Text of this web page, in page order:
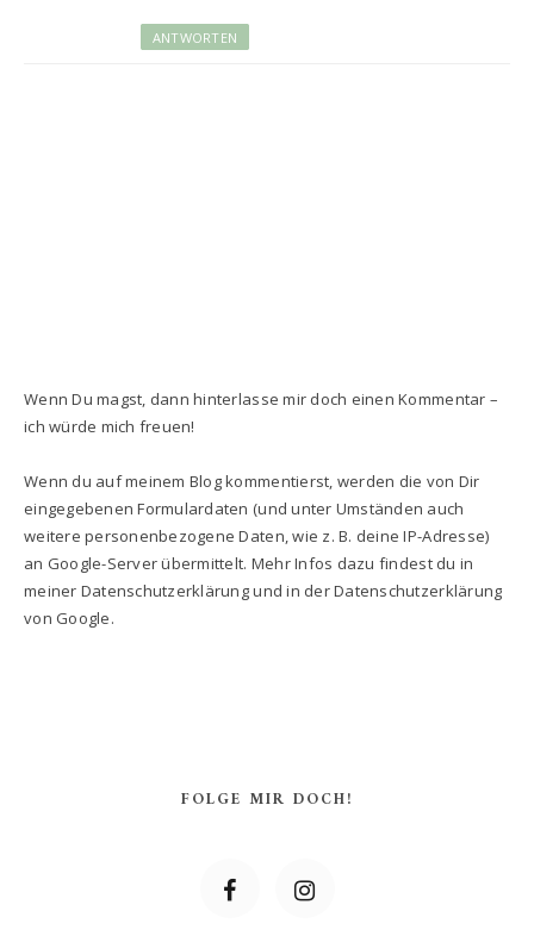
ANTWORTEN
Wenn Du magst, dann hinterlasse mir doch einen Kommentar –
ich würde mich freuen!
Wenn du auf meinem Blog kommentierst, werden die von Dir
eingegebenen Formulardaten (und unter Umständen auch
weitere personenbezogene Daten, wie z. B. deine IP-Adresse)
an Google-Server übermittelt. Mehr Infos dazu findest du in
meiner Datenschutzerklärung und in der Datenschutzerklärung
von Google.
FOLGE MIR DOCH!